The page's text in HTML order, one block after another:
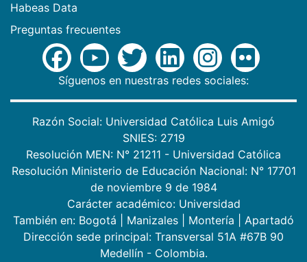
Habeas Data
Preguntas frecuentes
Síguenos en nuestras redes sociales:
Razón Social: Universidad Católica Luis Amigó
SNIES: 2719
Resolución MEN: N° 21211 - Universidad Católica
Resolución Ministerio de Educación Nacional: N° 17701
de noviembre 9 de 1984
Carácter académico: Universidad
También en: Bogotá Manizales Montería
Apartadó
Dirección sede principal: Transversal 51A #67B 90
Medellín - Colombia.